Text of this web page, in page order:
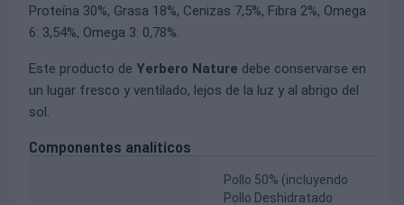
Proteína 30%, Grasa 18%, Cenizas 7,5%, Fibra 2%, Omega
6: 3,54%, Omega 3: 0,78%.
Este producto de Yerbero Nature debe conservarse en
un lugar fresco y ventilado, lejos de la luz y al abrigo del
sol.
Componentes analíticos
Pollo 50% (incluyendo
Pollo Deshidratado